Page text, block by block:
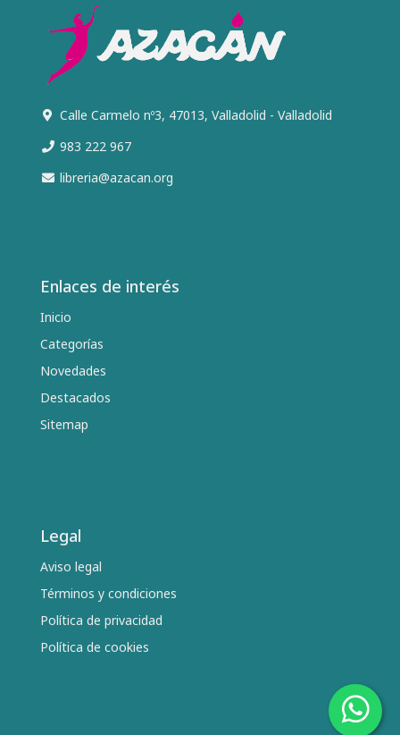
Calle Carmelo nº3, 47013, Valladolid - Valladolid
983 222 967
libreria@azacan.org
Enlaces de interés
Inicio
Categorías
Novedades
Destacados
Sitemap
Legal
Aviso legal
Términos y condiciones
Política de privacidad
Política de cookies